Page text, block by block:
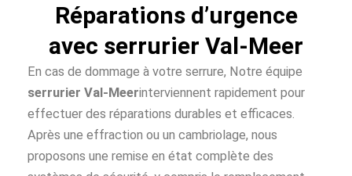
Réparations d’urgence
avec serrurier Val-Meer
En cas de dommage à votre serrure, Notre équipe
serrurier Val-Meerinterviennent rapidement pour
effectuer des réparations durables et efficaces.
Après une effraction ou un cambriolage, nous
proposons une remise en état complète des